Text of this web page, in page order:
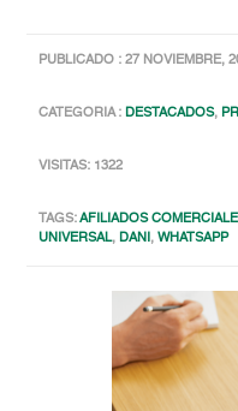
PUBLICADO : 27 NOVIEMBRE,
CATEGORIA :DESTACADOS,
VISITAS: 1322
TAGS:AFILIADOS
UNIVERSAL,DANI,WHATSAPP